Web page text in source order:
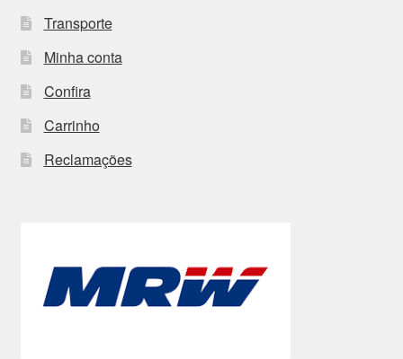
Transporte
Minha conta
Confira
Carrinho
Reclamações